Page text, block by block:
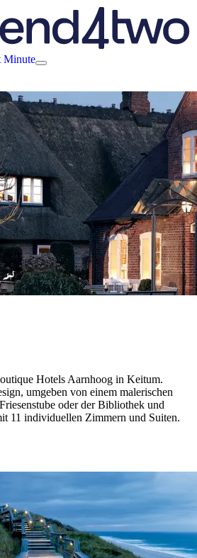
Minute
Hotels Aarnhoog in Keitum.
umgeben von einem malerischen
oder der Bibliothek und
11 individuellen Zimmern und Suiten.